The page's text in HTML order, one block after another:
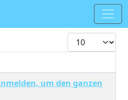
Anzeige #
um den ganzen